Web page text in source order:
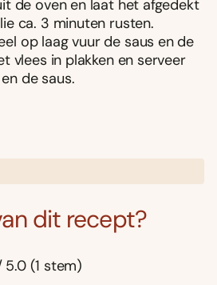
de oven en laat het afgedekt
ca. 3 minuten rusten.
op laag vuur de saus en de
vlees in plakken en serveer
de saus.
dit recept?
5.0 (1 stem)